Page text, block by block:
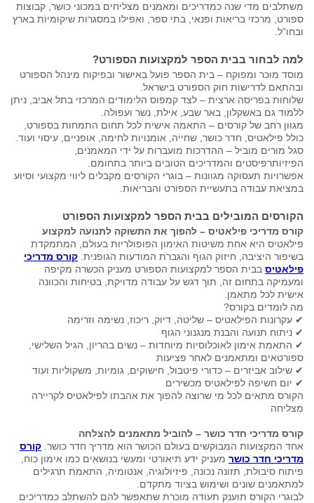
משתלבים מדי שנה כמדריכים ומאמנים מצליחים במכוני כושר, קבוצות
ספורט, מרכזי בריאות ופנאי, בתי ספר, ואפילו במסגרות שיקומיות בארץ
ובחו"ל.
למה לבחור בבית הספר למקצועות הספורט?
מוסד מוכר ומפוקח – בית הספר פועל באישור ובפיקוח מינהל הספורט
ובהתאם לדרישות חוק הספורט בישראל.
שלוחות בפריסה ארצית – לצד קמפוס הלימודים המרכזי בתל אביב, ניתן
ללמוד גם באשקלון, באר שבע, אילת, נשר ועפולה.
מגוון רחב של קורסים – התאמה אישית לכל תחום התמחות בספורט,
כולל פילאטיס, חדר כושר, שחייה, אומנויות לחימה, אופניים, עיסוי ועוד.
סגל מורים מוביל – ההדרכות מועברות על ידי המאמנים,
הפיזיותרפיסטים והמדריכים הטובים ביותר בתחומם.
אפשרויות תעסוקה מגוונות – בוגרי הקורסים מקבלים ליווי מקצועי וסיוע
במציאת עבודה בתעשיית הספורט והבריאות.
הקורסים המובילים בבית הספר למקצועות הספורט
קורס מדריכי פילאטיס – להפוך את התשוקה לתנועה למקצוע
פילאטיס היא אחת משיטות האימון הפופולריות בעולם, המתמקדת
בשיפור היציבה, חיזוק הגוף והגברת המודעות הגופנית. קורס מדריכי
פילאטיס בבית הספר למקצועות הספורט מעניק הכשרה מקיפה
ומעמיקה בתחום זה, תוך דגש על עבודה מדויקת, בטיחות והכוונה
אישית לכל מתאמן.
מה לומדים בקורס?
✔ עקרונות הפילאטיס – שליטה, דיוק, ריכוז, נשימה וזרימה
✔ ניתוח תנועה והבנת מנגנוני הגוף
✔ התאמת אימון לאוכלוסיות מיוחדות – נשים בהריון, הגיל השלישי,
ספורטאים ומתאמנים לאחר פציעות
✔ שילוב אביזרים – כדורי פיטבול, חישוקים, גומיות, משקוליות ועוד
✔ יום חשיפה לפילאטיס מכשירים
הקורס מתאים לכל מי שרוצה להפוך את אהבתו לפילאטיס לקריירה
מצליחה
קורס מדריכי חדר כושר – להוביל מתאמנים להצלחה
אחד המקצועות המבוקשים בעולם הכושר הוא מדריך חדר כושר. קורס
מדריכי חדר כושר מעניק ידע תיאורטי ומעשי בנושאים כמו אימון כוח,
פיתוח סיבולת, תזונה נכונה, פיזיולוגיה, אנטומיה, התאמת תרגילים
למתאמנים שונים ושימוש בציוד מתקדם.
לבוגרי הקורס תוענק תעודה מוכרת שתאפשר להם להשתלב כמדריכים